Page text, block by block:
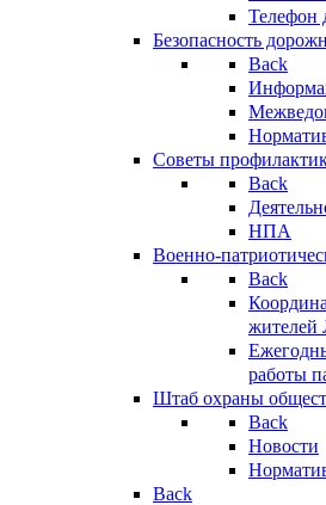
Телефон
Безопасность
Back
Советы
Back
НПА
Военно-
Back
жителей
работы
Штаб охраны
Back
Новости
Back